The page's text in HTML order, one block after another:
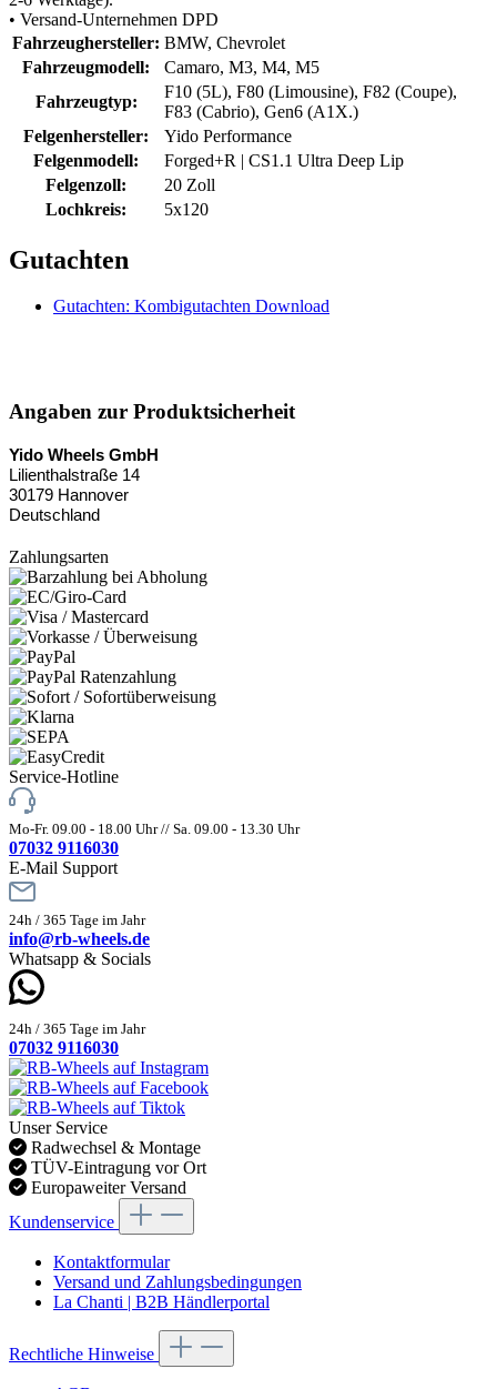
• Versand-Unternehmen DPD
Fahrzeughersteller: BMW, Chevrolet
Fahrzeugmodell:
Camaro, M3, M4, M5
Fahrzeugtyp:
F10 (5L), F80 (Limousine), F82 (Coupe),
F83 (Cabrio), Gen6 (A1X.)
Felgenhersteller:
Yido Performance
Felgenmodell:
Forged+R | CS1.1 Ultra Deep Lip
Felgenzoll:
20 Zoll
Lochkreis:
5x120
Gutachten
Gutachten: Kombigutachten Download
Angaben zur Produktsicherheit
Yido Wheels GmbH
Lilienthalstraße 14
30179 Hannover
Deutschland
Zahlungsarten
Service-Hotline
Mo-Fr. 09.00 - 18.00 Uhr // Sa. 09.00 - 13.30 Uhr
07032 9116030
E-Mail Support
24h / 365 Tage im Jahr
info@rb-wheels.de
Whatsapp & Socials
24h / 365 Tage im Jahr
07032 9116030
Unser Service
Radwechsel & Montage
TÜV-Eintragung vor Ort
Europaweiter Versand
Kundenservice
Kontaktformular
Versand und Zahlungsbedingungen
La Chanti | B2B Händlerportal
Rechtliche Hinweise